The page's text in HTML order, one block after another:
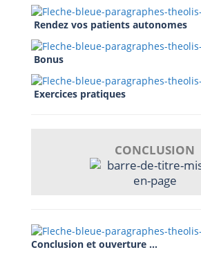
Rendez vos patients autonomes
Bonus
Exercices pratiques
CONCLUSION
Conclusion et ouverture …